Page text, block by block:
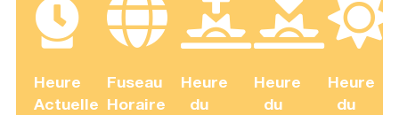
Heure
Actuelle
Fuseau
Horaire
Heure
du
Heure
du
Heure
du